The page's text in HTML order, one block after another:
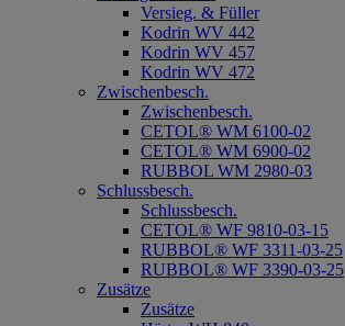
Versieg. & Füller
Kodrin WV 442
Kodrin WV 457
Kodrin WV 472
Zwischenbesch.
Zwischenbesch.
CETOL® WM 6100-02
CETOL® WM 6900-02
RUBBOL WM 2980-03
Schlussbesch.
Schlussbesch.
CETOL® WF 9810-03-15
RUBBOL® WF 3311-03-25
RUBBOL® WF 3390-03-25
Zusätze
Zusätze